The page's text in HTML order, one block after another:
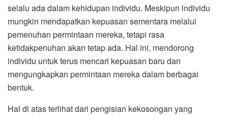
selalu ada dalam kehidupan individu. Meskipun individu
mungkin mendapatkan kepuasan sementara melalui
pemenuhan permintaan mereka, tetapi rasa
ketidakpenuhan akan tetap ada. Hal ini, mendorong
individu untuk terus mencari kepuasan baru dan
mengungkapkan permintaan mereka dalam berbagai
bentuk.
Hal di atas terlihat dari pengisian kekosongan yang